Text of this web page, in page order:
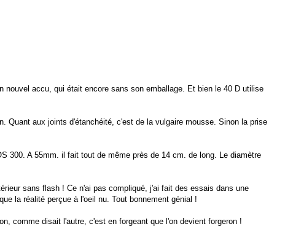
accu, qui était encore sans son emballage. Et bien le 40 D utilise
Quant aux joints d'étanchéité, c'est de la vulgaire mousse. Sinon la prise
300. A 55mm. il fait tout de même près de 14 cm. de long. Le diamètre
sans flash ! Ce n'ai pas compliqué, j'ai fait des essais dans une
la réalité perçue à l'oeil nu. Tout bonnement génial !
comme disait l'autre, c'est en forgeant que l'on devient forgeron !